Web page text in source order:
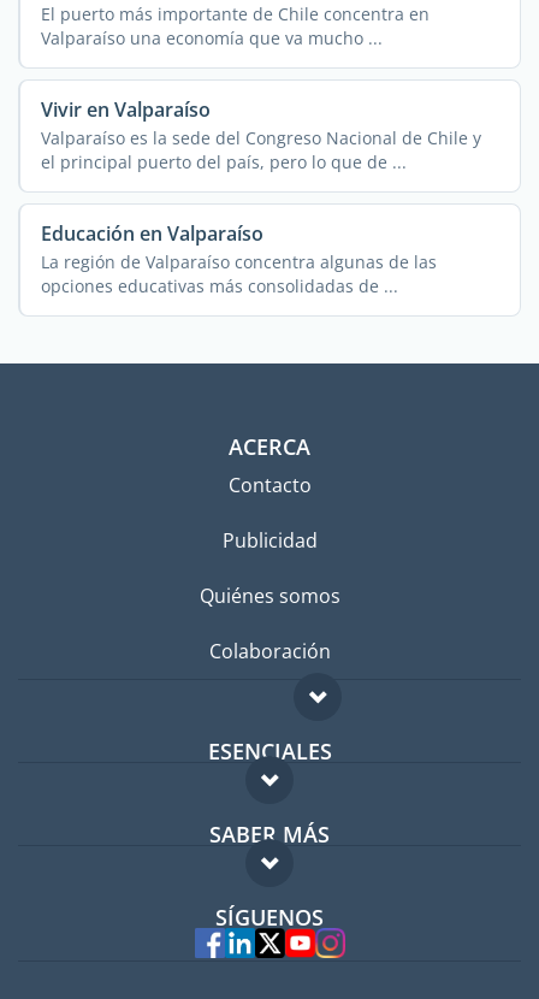
El puerto más importante de Chile concentra en
Valparaíso una economía que va mucho ...
Vivir en Valparaíso
Valparaíso es la sede del Congreso Nacional de Chile y
el principal puerto del país, pero lo que de ...
Educación en Valparaíso
La región de Valparaíso concentra algunas de las
opciones educativas más consolidadas de ...
ACERCA
Contacto
Publicidad
Quiénes somos
Colaboración
ESENCIALES
Foro para expatriados
Guía para expatriados
Trabajos en el extranjero
SABER MÁS
FAQ
Expertos
SÍGUENOS